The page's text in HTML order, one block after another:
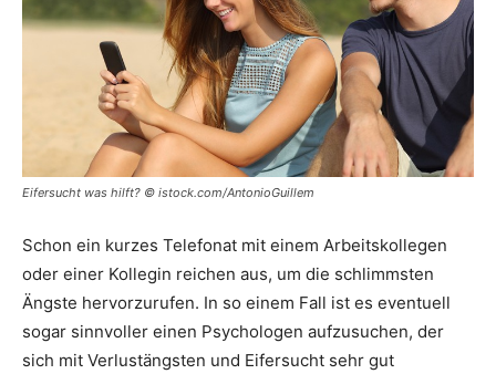
Eifersucht was hilft? © istock.com/AntonioGuillem
Schon ein kurzes Telefonat mit einem Arbeitskollegen
oder einer Kollegin reichen aus, um die schlimmsten
Ängste hervorzurufen. In so einem Fall ist es eventuell
sogar sinnvoller einen Psychologen aufzusuchen, der
sich mit Verlustängsten und Eifersucht sehr gut